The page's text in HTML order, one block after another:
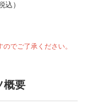
込）
でご了承ください。
概要